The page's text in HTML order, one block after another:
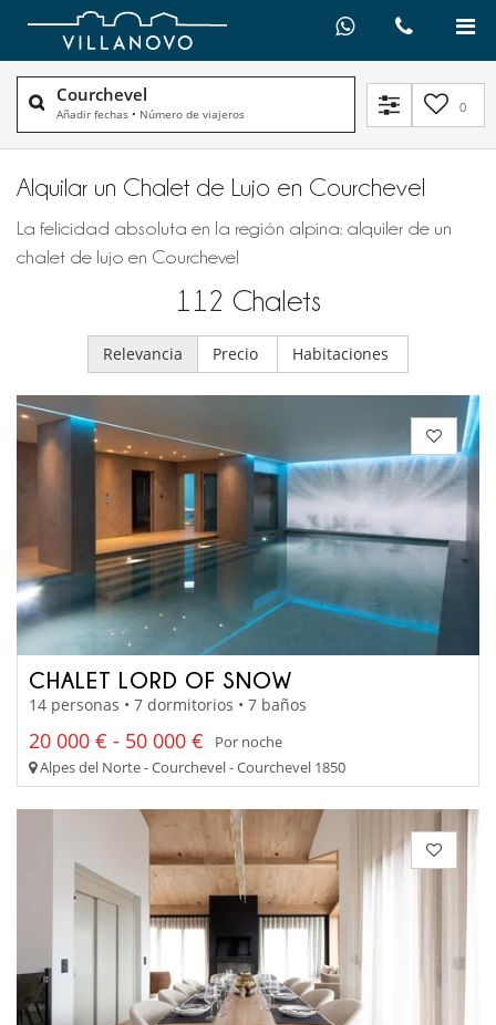
Courchevel
Añadir fechas • Número de viajeros 0
Alquilar un Chalet de Lujo en Courchevel
La felicidad absoluta en la región alpina: alquiler de un
chalet de lujo en Courchevel
112 Chalets
Relevancia Precio Habitaciones
CHALET LORD OF SNOW
14 personas • 7 dormitorios • 7 baños
20 000 € - 50 000 €
Por noche
Alpes del Norte - Courchevel - Courchevel 1850